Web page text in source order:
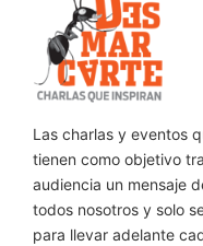
Las charlas y eventos
tienen como objetivo
audiencia un mensaje
todos nosotros y solo
para llevar adelante